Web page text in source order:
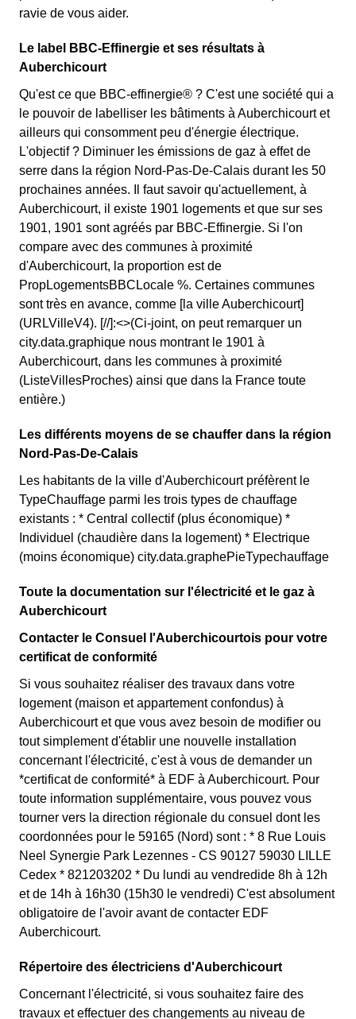
ravie de vous aider.
Le label BBC-Effinergie et ses résultats à
Auberchicourt
Qu'est ce que BBC-effinergie® ? C'est une société qui a
le pouvoir de labelliser les bâtiments à Auberchicourt et
ailleurs qui consomment peu d'énergie électrique.
L'objectif ? Diminuer les émissions de gaz à effet de
serre dans la région Nord-Pas-De-Calais durant les 50
prochaines années. Il faut savoir qu'actuellement, à
Auberchicourt, il existe 1901 logements et que sur ses
1901, 1901 sont agréés par BBC-Effinergie. Si l'on
compare avec des communes à proximité
d'Auberchicourt, la proportion est de
PropLogementsBBCLocale %. Certaines communes
sont très en avance, comme [la ville Auberchicourt]
(URLVilleV4). [//]:<>(Ci-joint, on peut remarquer un
city.data.graphique nous montrant le 1901 à
Auberchicourt, dans les communes à proximité
(ListeVillesProches) ainsi que dans la France toute
entière.)
Les différents moyens de se chauffer dans la région
Nord-Pas-De-Calais
Les habitants de la ville d'Auberchicourt préfèrent le
TypeChauffage parmi les trois types de chauffage
existants : * Central collectif (plus économique) *
Individuel (chaudière dans la logement) * Electrique
(moins économique) city.data.graphePieTypechauffage
Toute la documentation sur l'électricité et le gaz à
Auberchicourt
Contacter le Consuel l'Auberchicourtois pour votre
certificat de conformité
Si vous souhaitez réaliser des travaux dans votre
logement (maison et appartement confondus) à
Auberchicourt et que vous avez besoin de modifier ou
tout simplement d'établir une nouvelle installation
concernant l'électricité, c'est à vous de demander un
*certificat de conformité* à EDF à Auberchicourt. Pour
toute information supplémentaire, vous pouvez vous
tourner vers la direction régionale du consuel dont les
coordonnées pour le 59165 (Nord) sont : * 8 Rue Louis
Neel Synergie Park Lezennes - CS 90127 59030 LILLE
Cedex * 821203202 * Du lundi au vendredide 8h à 12h
et de 14h à 16h30 (15h30 le vendredi) C'est absolument
obligatoire de l'avoir avant de contacter EDF
Auberchicourt.
Répertoire des électriciens d'Auberchicourt
Concernant l'électricité, si vous souhaitez faire des
travaux et effectuer des changements au niveau de